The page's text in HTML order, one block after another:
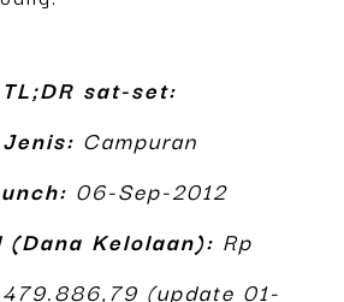
TL;DR sat-set:
Jenis: Campuran
06-Sep-2012
(Dana Kelolaan): Rp
(update 01-